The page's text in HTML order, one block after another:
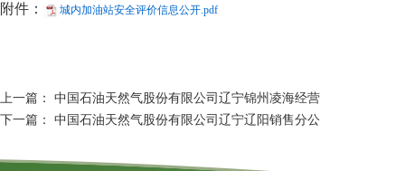
附件： 城内加油站安全评价信息公开.pdf
上一篇： 中国石油天然气股份有限公司辽宁锦州凌海经营
下一篇： 中国石油天然气股份有限公司辽宁辽阳销售分公